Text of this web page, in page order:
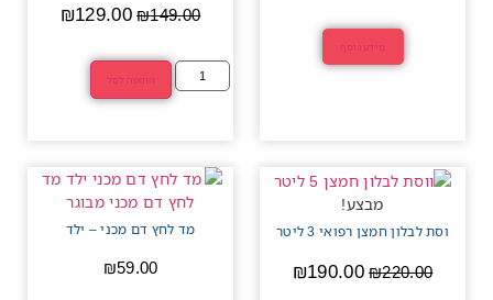
מידע נוסף
₪149.00
₪129.00
הוספה לסל
מבצע!
וסת לבלון חמצן רפואי 3 ליטר
₪220.00
₪190.00
מד לחץ דם מכני – ילד
₪59.00